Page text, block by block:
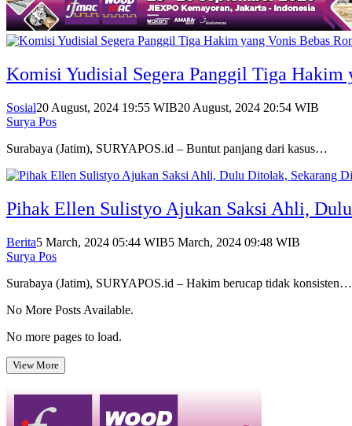
Komisi Yudisial Segera Panggil Tiga Hakim
Sosial20 August, 2024 19:55 WIB20 August, 2024 20:54 WIB
Surya Pos
Surabaya (Jatim), SURYAPOS.id – Buntut panjang dari kasus…
Pihak Ellen Sulistyo Ajukan Saksi Ahli,
Berita5 March, 2024 05:44 WIB5 March, 2024 09:48 WIB
Surya Pos
Surabaya (Jatim), SURYAPOS.id – Hakim berucap tidak konsisten…
No More Posts Available.
No more pages to load.
View More